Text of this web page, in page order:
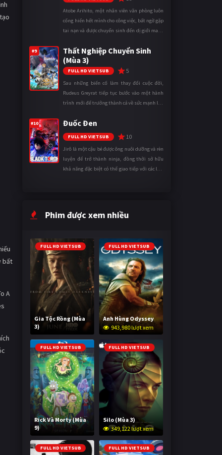
bất
A
Atobe Arihito, một nhân viên văn phòng luôn
cống hiến hết mình cho công việc, bất ngờ gặp
tai nạn và được chuyển sinh đến dị giới mang
thành một mạo hiểm gi ...
#9
Thất Nghiệp Chuyển Sinh
(Mùa 3)
FULL HD VIETSUB 5
Sau những biến cố làm thay đổi cuộc đời,
Rudeus Greyrat tiếp tục bước vào một hành
trình mới để trưởng thành cả về sức mạnh lẫn
ngày càng khắc nghiệt, anh ...
#10 Đuốc Đen
FULL HD VIETSUB 10
Jirô là một cậu bé được ông nuôi dưỡng và rèn
luyện để trở thành ninja, đồng thời sở hữu
khả năng đặc biệt có thể giao tiếp với các loài
Phim được xem nhiều
FULL HD VIETSUB
Gia Tộc Rồng (Mùa
3)
2,012,684 lượt xem
FULL HD VIETSUB
Anh Hùng Odyssey
943,980 lượt xem
FULL HD VIETSUB
Rick Và Morty (Mùa
9)
2,991,863 lượt xem
FULL HD VIETSUB
Silo (Mùa 3)
349,122 lượt xem
FULL HD VIETSUB FULL HD VIETSUB